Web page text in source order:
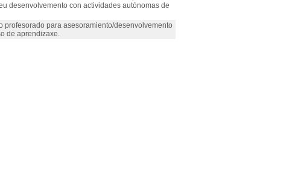
desenvolvemento con actividades autónomas de
profesorado para asesoramiento/desenvolvemento
de aprendizaxe.